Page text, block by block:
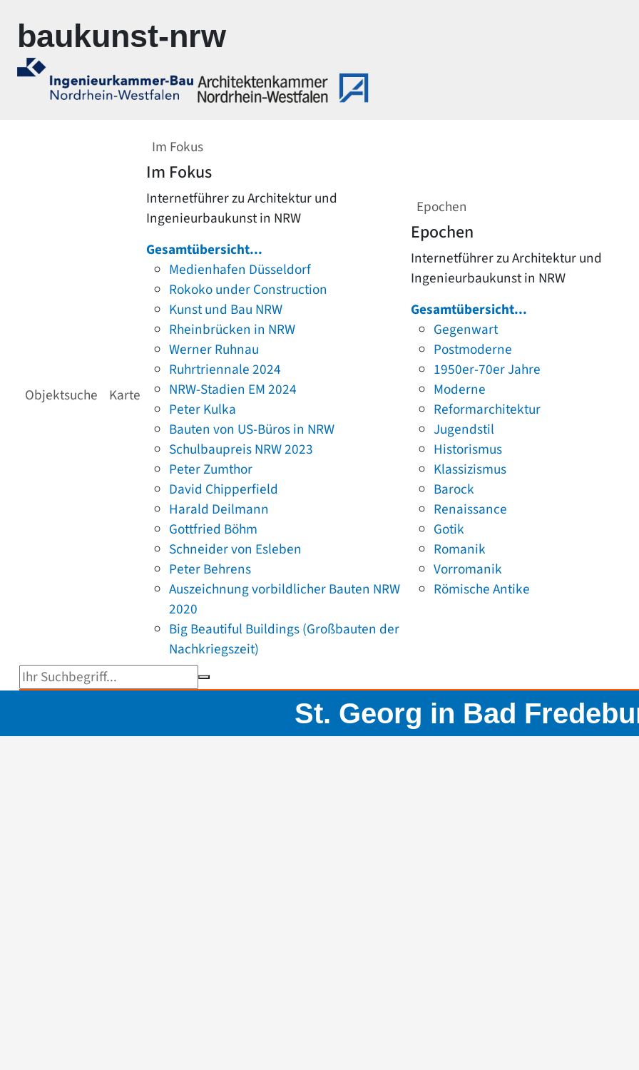
baukunst-nrw
Objektsuche Karte
Im Fokus
Im Fokus
Internetführer zu Architektur und
Ingenieurbaukunst in NRW
Gesamtübersicht...
Medienhafen Düsseldorf
Rokoko under Construction
Kunst und Bau NRW
Rheinbrücken in NRW
Werner Ruhnau
Ruhrtriennale 2024
NRW-Stadien EM 2024
Peter Kulka
Bauten von US-Büros in NRW
Schulbaupreis NRW 2023
Peter Zumthor
David Chipperfield
Harald Deilmann
Gottfried Böhm
Schneider von Esleben
Peter Behrens
Auszeichnung vorbildlicher Bauten NRW
2020
Big Beautiful Buildings (Großbauten der
Nachkriegszeit)
Epochen
Epochen
Internetführer zu Architektur und
Ingenieurbaukunst in NRW
Gesamtübersicht...
Gegenwart
Postmoderne
1950er-70er Jahre
Moderne
Reformarchitektur
Jugendstil
Historismus
Klassizismus
Barock
Renaissance
Gotik
Romanik
Vorromanik
Römische Antike
Suchbegriff eingeben
St. Georg in Bad